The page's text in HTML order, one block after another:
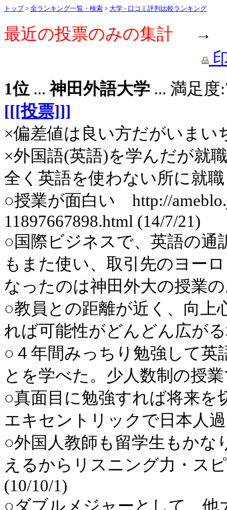
トップ> 全ランキング一覧・検索 > 大学 - 口コミ評判比較ランキング
最近の投票のみの集計
1位 ...神田外語大学 ... 満足
[[[投票]]]
×偏差値は良い方だがいまい
×外国語(英語)を学んだが就
全く英語を使わない所に就
○授業が面白い http://
11897667898.html (14/7/21)
○国際ビジネスで、英語の通
もまた使い、取引先のヨー
なったのは神田外大の授業
○教員との距離が近く、向上
れば可能性がどんどん広が
○４年間みっちり勉強して
とを学べた。少人数制の授
○真面目に勉強すれば将来を
エキセントリックで日本人
○外国人教師も留学生もかな
えるからリスニング力・ス
(10/10/1)
○ダブルメジャーとして、